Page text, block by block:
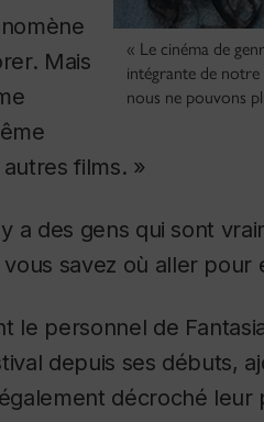
« Le cinéma de
intégrante de notre
nous ne pouvons
Mais
films. »
a des gens qui sont
savez où aller pour
le personnel de
depuis ses débuts,
décroché